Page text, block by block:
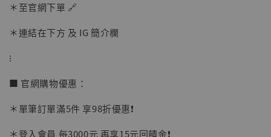
【店內現貨】海賊王 系列蒐藏雕像 布魯克達
NT$ 1,870
＊至官網下單 🔗
＊連結在下方 及 IG 簡介欄
⁝
■ 官網購物優惠：
＊單筆訂單滿5件 享98折優惠❗️
＊登入會員 每3000元 再享15元回饋金❗️